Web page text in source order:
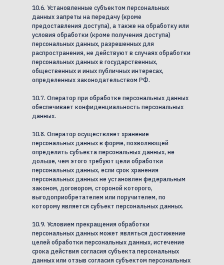
10.6. Установленные субъектом персональных
данных запреты на передачу (кроме
предоставления доступа), а также на обработку или
условия обработки (кроме получения доступа)
персональных данных, разрешенных для
распространения, не действуют в случаях обработки
персональных данных в государственных,
общественных и иных публичных интересах,
определенных законодательством РФ.
10.7. Оператор при обработке персональных данных
обеспечивает конфиденциальность персональных
данных.
10.8. Оператор осуществляет хранение
персональных данных в форме, позволяющей
определить субъекта персональных данных, не
дольше, чем этого требуют цели обработки
персональных данных, если срок хранения
персональных данных не установлен федеральным
законом, договором, стороной которого,
выгодоприобретателем или поручителем, по
которому является субъект персональных данных.
10.9. Условием прекращения обработки
персональных данных может являться достижение
целей обработки персональных данных, истечение
срока действия согласия субъекта персональных
данных или отзыв согласия субъектом персональных